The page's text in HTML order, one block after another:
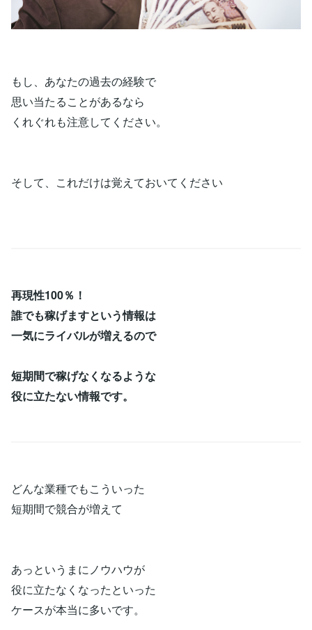
もし、あなたの過去の経験で
思い当たることがあるなら
くれぐれも注意してください。
そして、これだけは覚えておいてください
再現性100％！
誰でも稼げますという情報は
一気にライバルが増えるので
短期間で稼げなくなるような
役に立たない情報です。
どんな業種でもこういった
短期間で競合が増えて
あっというまにノウハウが
役に立たなくなったといった
ケースが本当に多いです。